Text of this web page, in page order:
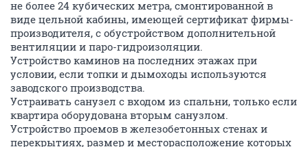
не более 24 кубических метра, смонтированной в
виде цельной кабины, имеющей сертификат фирмы-
производителя, с обустройством дополнительной
вентиляции и паро-гидроизоляции.
Устройство каминов на последних этажах при
условии, если топки и дымоходы используются
заводского производства.
Устраивать санузел с входом из спальни, только если
квартира оборудована вторым санузлом.
Устройство проемов в железобетонных стенах и
перекрытиях, размер и месторасположение которых